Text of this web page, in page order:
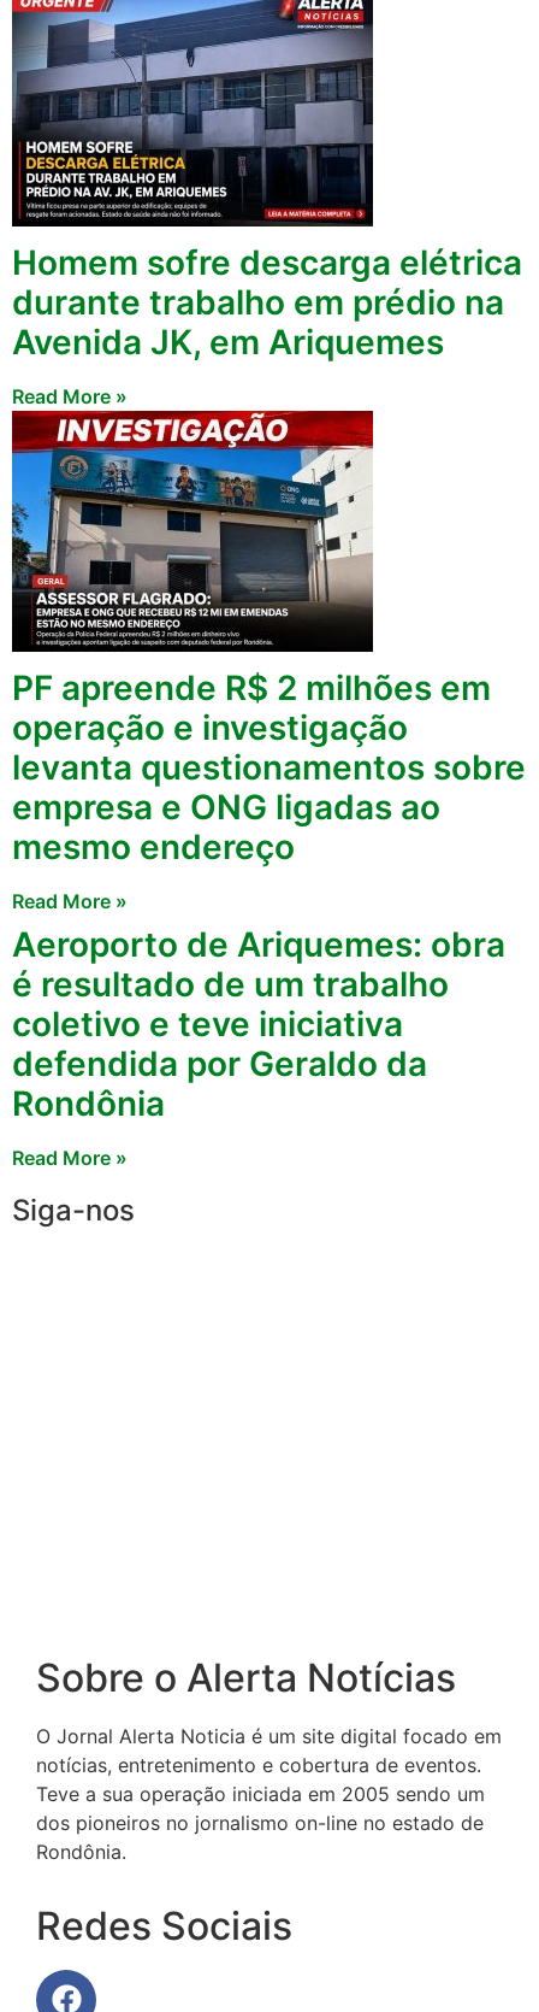
Homem sofre descarga elétrica
durante trabalho em prédio na
Avenida JK, em Ariquemes
Read More »
PF apreende R$ 2 milhões em
operação e investigação
levanta questionamentos sobre
empresa e ONG ligadas ao
mesmo endereço
Read More »
Aeroporto de Ariquemes: obra
é resultado de um trabalho
coletivo e teve iniciativa
defendida por Geraldo da
Rondônia
Read More »
Siga-nos
Sobre o Alerta Notícias
O Jornal Alerta Noticia é um site digital focado em
notícias, entretenimento e cobertura de eventos.
Teve a sua operação iniciada em 2005 sendo um
dos pioneiros no jornalismo on-line no estado de
Rondônia.
Redes Sociais